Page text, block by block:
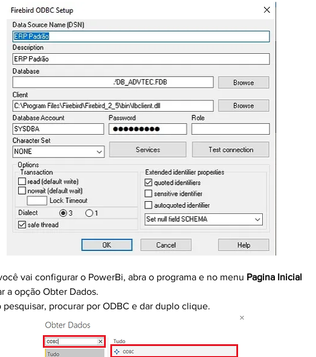
vai configurar o PowerBi, abra o programa e no menu Pagina Inicial
a opção Obter Dados.
pesquisar, procurar por ODBC e dar duplo clique.